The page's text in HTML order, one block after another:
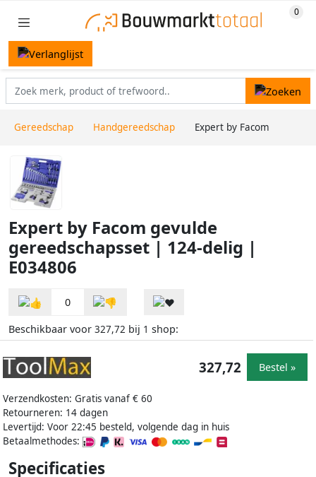
Gereedschap Handgereedschap Expert by Facom
Expert by Facom gevulde
gereedschapsset | 124-delig |
E034806
0
Beschikbaar voor 327,72 bij 1 shop:
Verzendkosten: Gratis vanaf € 60
Retourneren: 14 dagen
Levertijd: Voor 22:45 besteld, volgende dag in huis
Betaalmethodes:
327,72 Bestel »
Specificaties